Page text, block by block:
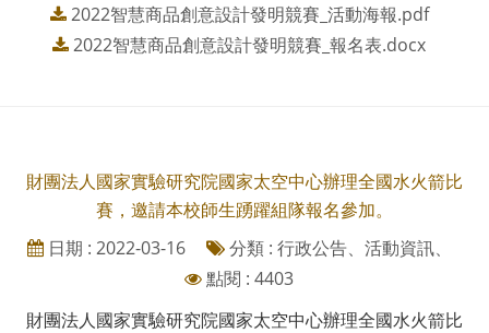
2022智慧商品創意設計發明競賽_活動海報.pdf
2022智慧商品創意設計發明競賽_報名表.docx
財團法人國家實驗研究院國家太空中心辦理全國水火箭比
賽，邀請本校師生踴躍組隊報名參加。
日期 : 2022-03-16
分類 : 行政公告、活動資訊、
點閱 : 4403
財團法人國家實驗研究院國家太空中心辦理全國水火箭比